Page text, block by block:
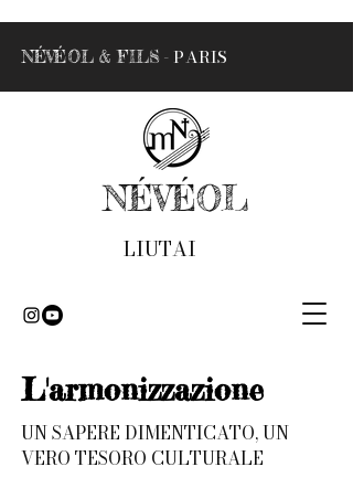
NÉVÉOL & FILS - PARIS
NÉVÉOL
LIUTAI
L'armonizzazione
UN SAPERE DIMENTICATO, UN
VERO TESORO CULTURALE